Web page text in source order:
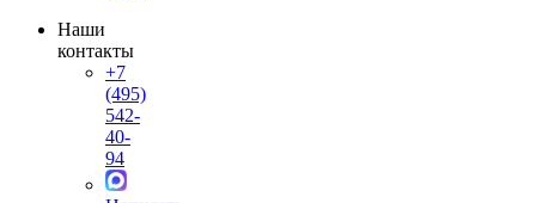
Наши
контакты
+7
(495)
542-
40-
94